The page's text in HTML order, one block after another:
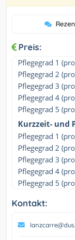
Preis:
Pflegegrad 1
Pflegegrad 2
Pflegegrad 3
Pflegegrad 4
Pflegegrad 5
Kurzzeit- und
Pflegegrad 1
Pflegegrad 2
Pflegegrad 3
Pflegegrad 4
Pflegegrad 5
Kontakt: